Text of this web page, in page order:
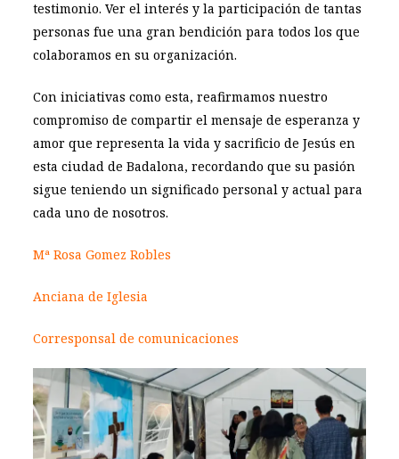
testimonio. Ver el interés y la participación de tantas
personas fue una gran bendición para todos los que
colaboramos en su organización.
Con iniciativas como esta, reafirmamos nuestro
compromiso de compartir el mensaje de esperanza y
amor que representa la vida y sacrificio de Jesús en
esta ciudad de Badalona, recordando que su pasión
sigue teniendo un significado personal y actual para
cada uno de nosotros.
Mª Rosa Gomez Robles
Anciana de Iglesia
Corresponsal de comunicaciones